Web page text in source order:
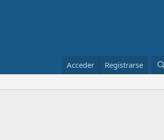
Acceder Registrarse